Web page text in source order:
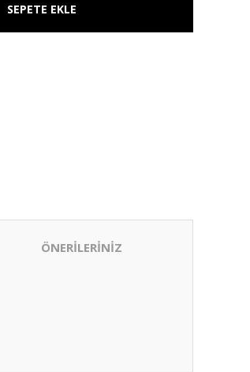
SEPETE EKLE
ÖNERİLERİNİZ